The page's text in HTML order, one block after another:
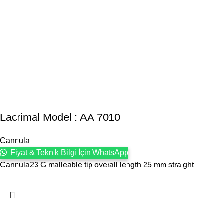
Lacrimal Model : AA 7010
Cannula
Fiyat & Teknik Bilgi İçin WhatsApp
Cannula23 G malleable tip overall length 25 mm straight